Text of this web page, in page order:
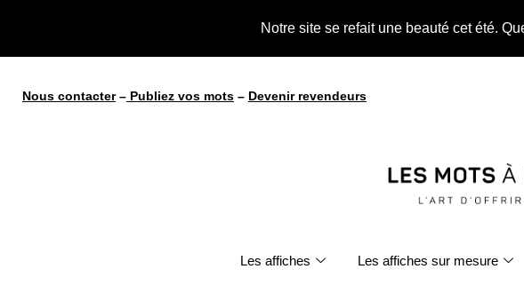
Notre site se refait une beauté cet été.
Nous contacter– Publiez vos mots – Devenir revendeurs
Les affiches Les affiches sur mesure